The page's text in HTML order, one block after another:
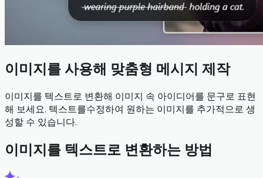
이미지를 사용해 맞춤형 메시지 제작
이미지를 텍스트로 변환해 이미지 속 아이디어를 문구로 표현
해 보세요. 텍스트를수정하여 원하는 이미지를 추가적으로 생
성할 수 있습니다.
이미지를 텍스트로 변환하는 방법